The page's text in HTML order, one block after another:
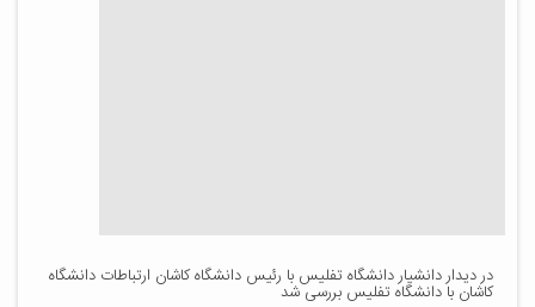
در دیدار دانشیار دانشگاه تفلیس با رئیس دانشگاه کاشان ارتباطات دانشگاه
کاشان با دانشگاه تفلیس بررسی شد